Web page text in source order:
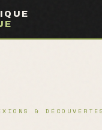
& DÉCOUVERTES